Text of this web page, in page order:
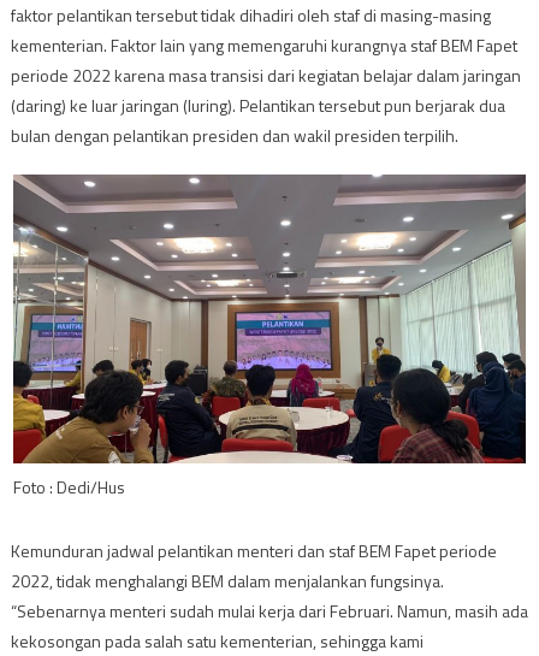
faktor pelantikan tersebut tidak dihadiri oleh staf di masing-masing
kementerian. Faktor lain yang memengaruhi kurangnya staf BEM Fapet
periode 2022 karena masa transisi dari kegiatan belajar dalam jaringan
(daring) ke luar jaringan (luring). Pelantikan tersebut pun berjarak dua
bulan dengan pelantikan presiden dan wakil presiden terpilih.
Foto : Dedi/Hus
Kemunduran jadwal pelantikan menteri dan staf BEM Fapet periode
2022, tidak menghalangi BEM dalam menjalankan fungsinya.
“Sebenarnya menteri sudah mulai kerja dari Februari. Namun, masih ada
kekosongan pada salah satu kementerian, sehingga kami